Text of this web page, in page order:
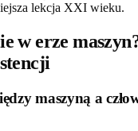
lekcja XXI wieku.
w erze
maszyną a